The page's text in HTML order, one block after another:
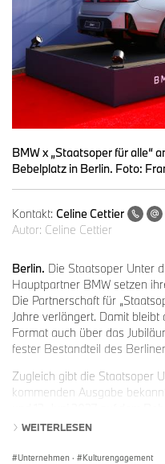
BMW x „Staatsoper für alle“
Bebelplatz in Berlin. Foto:
Kontakt: Celine Cettier
Autor: Celine Cettier
Berlin. Die Staatsoper Unter
Hauptpartner BMW setzen
Die Partnerschaft für
Jahre verlängert. Damit
Format auch über das
fester Bestandteil des
Zugleich gibt die Staatsoper
kommenden Ausgabe
Opern-Live-Übertragung und
Live-Übertragung einer
WEITERLESEN
Unternehmen · Kulturengagement